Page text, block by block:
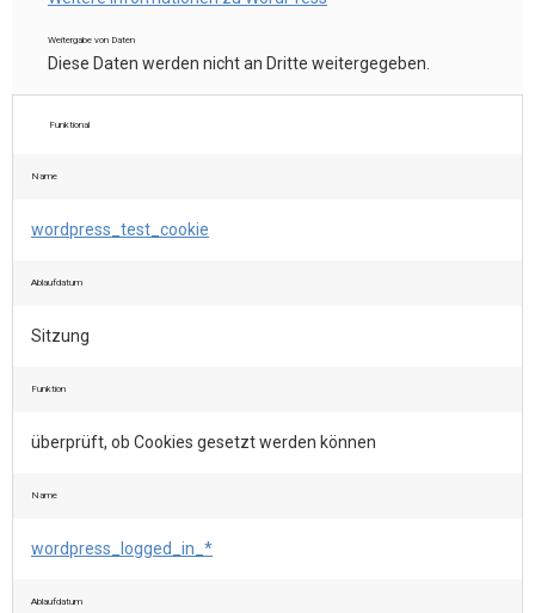
Weitergabe von Daten
Diese Daten werden nicht an Dritte weitergegeben.
Funktional
Name
wordpress_test_cookie
Ablaufdatum
Sitzung
Funktion
überprüft, ob Cookies gesetzt werden können
Name
wordpress_logged_in_*
Ablaufdatum